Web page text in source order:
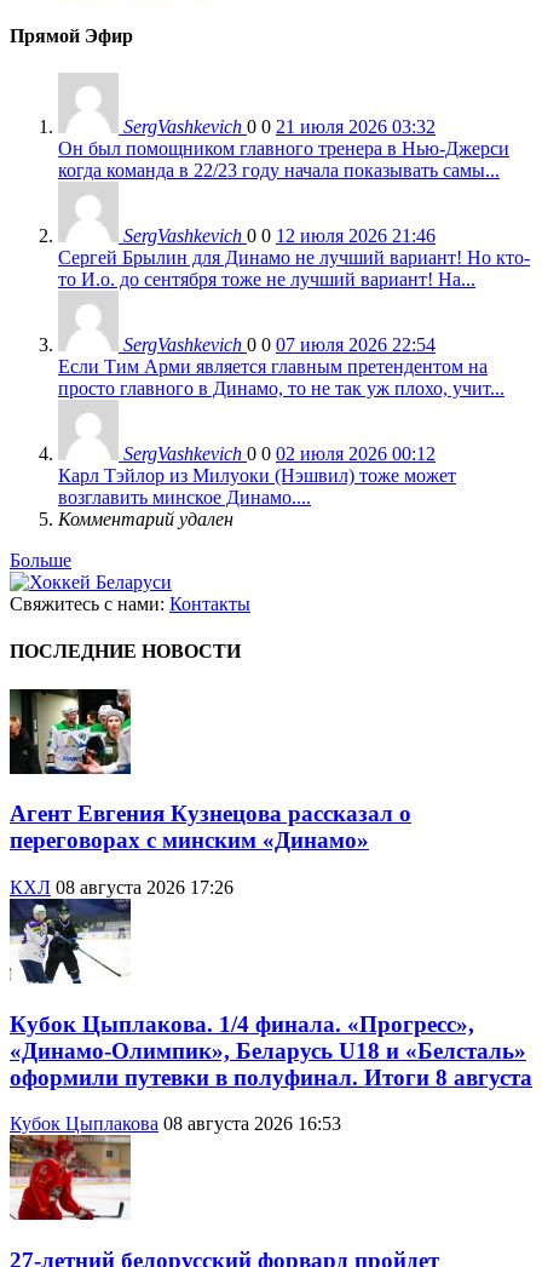
Прямой Эфир
SergVashkevich 0 0 21 июля 2026 03:32
Он был помощником главного тренера в Нью-Джерси
когда команда в 22/23 году начала показывать самы...
SergVashkevich 0 0 12 июля 2026 21:46
Сергей Брылин для Динамо не лучший вариант! Но кто-
то И.о. до сентября тоже не лучший вариант! На...
SergVashkevich 0 0 07 июля 2026 22:54
Если Тим Арми является главным претендентом на
просто главного в Динамо, то не так уж плохо, учит...
SergVashkevich 0 0 02 июля 2026 00:12
Карл Тэйлор из Милуоки (Нэшвил) тоже может
возглавить минское Динамо....
Комментарий удален
Больше
Свяжитесь с нами: Контакты
ПОСЛЕДНИЕ НОВОСТИ
Агент Евгения Кузнецова рассказал о
переговорах с минским «Динамо»
КХЛ 08 августа 2026 17:26
Кубок Цыплакова. 1/4 финала. «Прогресс»,
«Динамо-Олимпик», Беларусь U18 и «Белсталь»
оформили путевки в полуфинал. Итоги 8 августа
Кубок Цыплакова 08 августа 2026 16:53
27-летний белорусский форвард пройдет